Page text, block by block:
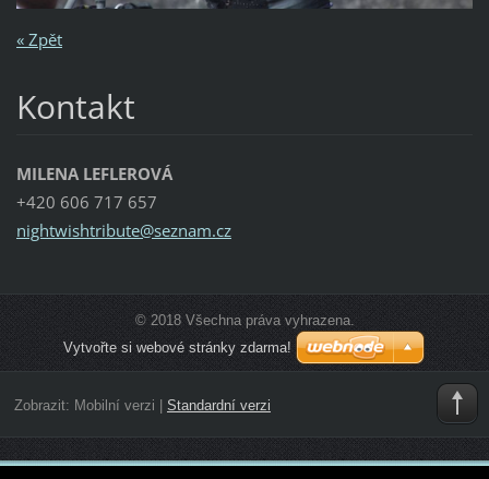
« Zpět
Kontakt
MILENA LEFLEROVÁ
+420 606 717 657
nightwishtribute@seznam.cz
© 2018 Všechna práva vyhrazena.
Vytvořte si webové stránky zdarma!
Zobrazit: Mobilní verzi | Standardní verzi